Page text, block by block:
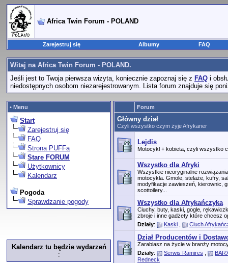
Africa Twin Forum - POLAND
Zarejestruj się Albumy FAQ
Witaj na Africa Twin Forum - POLAND.
Jeśli jest to Twoja pierwsza wizyta, koniecznie zapoznaj się z FAQ i
niedostępnych osobom niezarejestrowanym. Lista forum znajduje się
• Menu
Start
Zarejestruj się
FAQ
Strona PUFFa
Stare FORUM
Użytkownicy
Kalendarz
Pogoda
Sprawdzanie pogody
Kalendarz tu będzie wydarzeń
:
Forum
Główny dział
Czyli wszystko czym żyje Afrykaner
Lejdis
Motocykl + kobieta, czyli wszystko
Wszystko dla Afryki
Wszystkie nieoryginalne
motocykla. Gmole, stelaże, kufry,
modyfikacje zawieszeń, kierownic,
scottoilery...
Wszystko dla Afrykańczyka
Ciuchy, buty, kaski, gogle,
zbroje i inne gadżety które chcesz
Działy: Kaski Ciuch
Dział Producentów i
Zarabiasz na życie w branży
Działy: Serwis Ramires
Redneck